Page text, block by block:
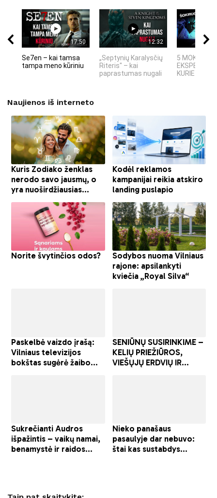
17:50
Se7en – kai tamsa
tampa meno kūriniu
12:32
„Septynių Karalysčių
Riteris" – kai
paprastumas nugali
5 MOKSLINIAI
KURIE
Naujienos iš interneto